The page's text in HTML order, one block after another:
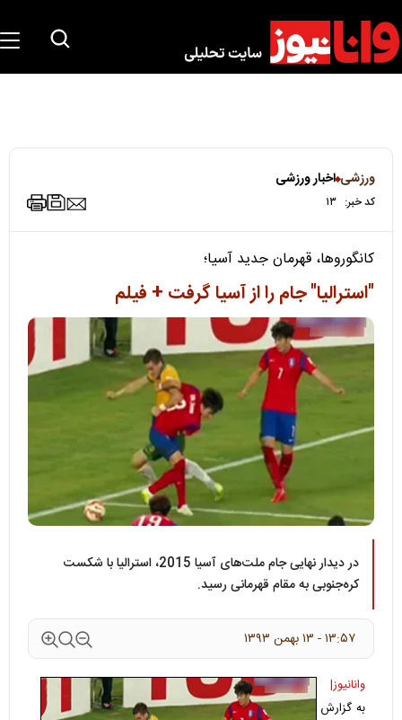
ورزشی اخبار ورزشی
کد خبر: ۱۳
کانگوروها، قهرمان جدید آسیا؛
"استرالیا" جام را از آسیا گرفت + فیلم
در دیدار نهایی جام ملت‌های آسیا 2015، استرالیا با شکست
کره‌جنوبی به مقام قهرمانی رسید.
۱۳:۵۷ - ۱۳ بهمن ۱۳۹۳
وانانیوز|
به گزارش